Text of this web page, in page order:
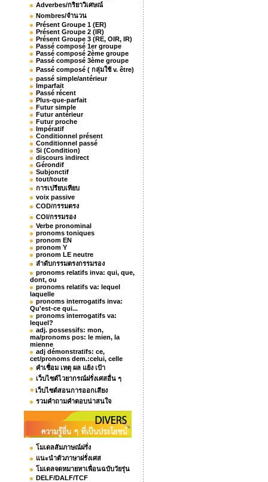
Adverbes/กริยาวิเศษณ์
Nombres/จำนวน
Présent Groupe 1 (ER)
Présent Groupe 2 (IR)
Présent Groupe 3 (RE, OIR, IR)
Passé composé 1er groupe
Passé composé 2ème groupe
Passé composé 3ème groupe
Passé composé ( กลุ่มใช้ v. être)
passé simple/antérieur
Imparfait
Passé récent
Plus-que-parfait
Futur simple
Futur antérieur
Futur proche
Impératif
Conditionnel présent
Conditionnel passé
Si (Condition)
discours indirect
Gérondif
Subjonctif
tout/toute
การเปรียบเทียบ
voix passive
COD/กรรมตรง
COI/กรรมรอง
Verbe pronominal
pronoms toniques
pronom EN
pronom Y
pronom LE neutre
ลำดับกรรมตรงกรรมรอง
pronoms relatifs inva: qui, que,
dont, ou
pronoms relatifs va: lequel
laquelle
pronoms interrogatifs inva:
Qu'est-ce qui...
pronoms interrogatifs va:
lequel?
adj. possessifs: mon,
ma/pronoms pos: le mien, la
mienne
adj démonstratifs: ce,
cet/pronoms dem.:celui, celle
คำเชื่อม เหตุ ผล แย้ง เป้า
เว็บไซต์ไวยากรณ์ฝรั่งเศสอื่น ๆ
เว็บไซต์สอนการออกเสียง
รวมคำถามคำตอบน่าสนใจ
โมเดลสัมภาษณ์ฝรั่ง
แนะนำตัวภาษาฝรั่งเศส
โมเดลจดหมายหาเพื่อนฉบับวัยรุ่น
DELF/DALF/TCF